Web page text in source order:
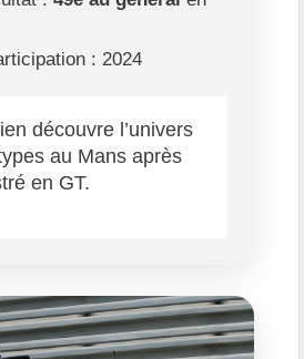
: 2024
découvre l’univers
au Mans après
en GT.